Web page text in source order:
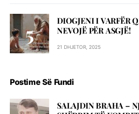
DIOGJENI I VARFËR
NEVOJË PËR ASGJË!
21 DHJETOR, 2025
Postime Së Fundi
SALAJDIN BRAHA –